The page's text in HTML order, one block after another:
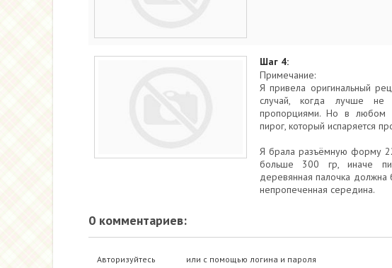
Шаг 4:
Примечание:
Я привела оригинальный
случай, когда лучше не
пропорциями. Но в любом
пирог, который испаряется
Я брала разъёмную форму
больше 300 гр, иначе
деревянная палочка должна
непропеченная середина.
0 комментариев:
Авторизуйтесь или с помощью логина и пароля